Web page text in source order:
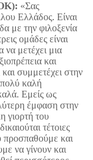
«Σας
Ελλάδος. Είναι
με την φιλοξενία
ομάδες είναι
να μετέχει μια
και
και συμμετέχει στην
πολύ καλή
Εμείς ως
έμφαση στην
γιορτή του
τέτοιες
προσπαθούμε και
να γίνουν και